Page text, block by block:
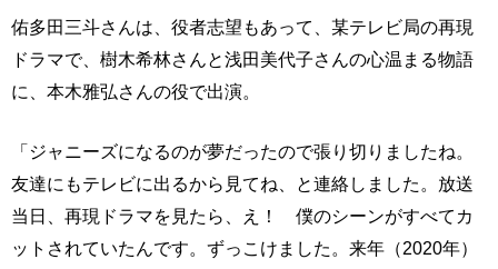
佑多田三斗さんは、役者志望もあって、某テレビ局の再現
ドラマで、樹木希林さんと浅田美代子さんの心温まる物語
に、本木雅弘さんの役で出演。
「ジャニーズになるのが夢だったので張り切りましたね。
友達にもテレビに出るから見てね、と連絡しました。放送
当日、再現ドラマを見たら、え！ 僕のシーンがすべてカ
ットされていたんです。ずっこけました。来年（2020年）